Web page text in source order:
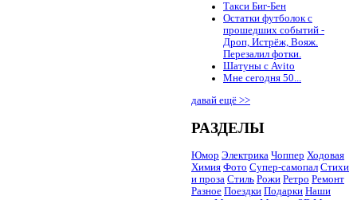
Такси Биг-Бен
Остатки футболок с
прошедших событий -
Дроп, Истрёж, Вояж.
Перезалил фотки.
Шатуны с Avito
Мне сегодня 50...
давай ещё >>
РАЗДЕЛЫ
Юмор Электрика Чоппер Ходовая
Химия Фото Супер-самопал Стихи
и проза Стиль Рожи Ретро Ремонт
Разное Поездки Подарки Наши